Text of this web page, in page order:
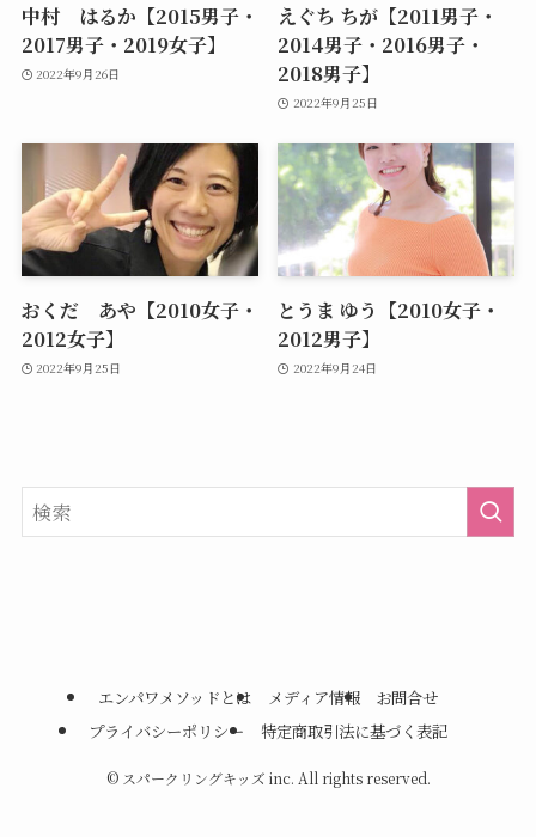
中村 はるか【2015男子・
2017男子・2019女子】
2022年9月26日
えぐち ちが【2011男子・
2014男子・2016男子・
2018男子】
2022年9月25日
おくだ あや【2010女子・
2012女子】
2022年9月25日
とうま ゆう【2010女子・
2012男子】
2022年9月24日
エンパワメソッドとは メディア情報
お問合せ
プライバシーポリシー
特定商取引法に基づく表記
©スパークリングキッズ inc. All rights reserved.